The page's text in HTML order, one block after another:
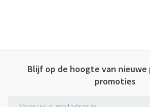
Blijf op de hoogte van
promoties